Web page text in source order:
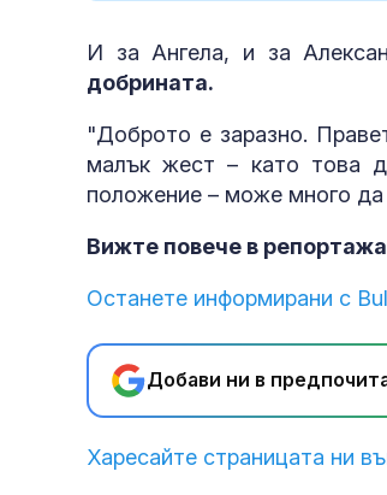
И за Ангела, и за
добрината.
"Доброто е заразно.
малък жест – като това
положение – може много да
Вижте повече в
Останете информирани с
Добави ни в
Харесайте страницата ни